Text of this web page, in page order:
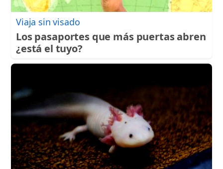
Viaja sin visado
Los pasaportes que más puertas abren
¿está el tuyo?